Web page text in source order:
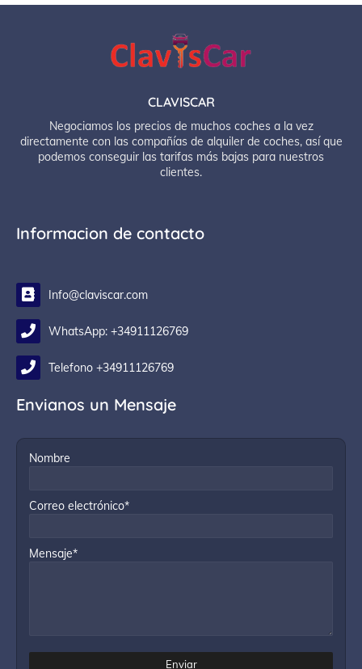
CLAVISCAR
Negociamos los precios de muchos coches a la vez
directamente con las compañías de alquiler de coches, así que
podemos conseguir las tarifas más bajas para nuestros
clientes.
Informacion de contacto
Info@claviscar.com
WhatsApp: +34911126769
Telefono +34911126769
Envianos un Mensaje
Nombre
Correo electrónico*
Mensaje*